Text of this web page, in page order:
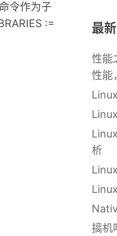
令作为子
:=
最
性能
性能
析
搞机